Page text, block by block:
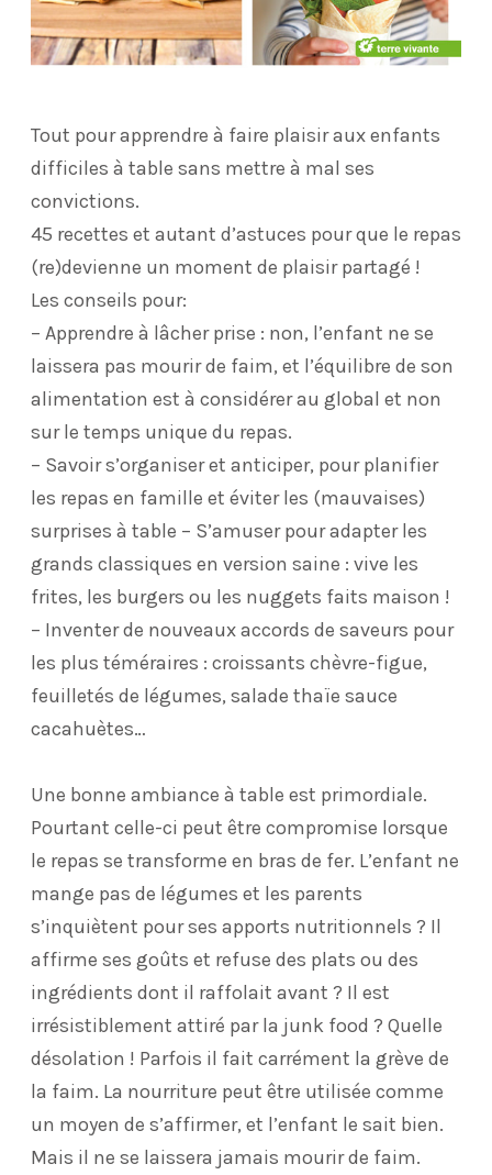
Tout pour apprendre à faire plaisir aux enfants
difficiles à table sans mettre à mal ses
convictions.
45 recettes et autant d’astuces pour que le repas
(re)devienne un moment de plaisir partagé !
Les conseils pour:
– Apprendre à lâcher prise : non, l’enfant ne se
laissera pas mourir de faim, et l’équilibre de son
alimentation est à considérer au global et non
sur le temps unique du repas.
– Savoir s’organiser et anticiper, pour planifier
les repas en famille et éviter les (mauvaises)
surprises à table – S’amuser pour adapter les
grands classiques en version saine : vive les
frites, les burgers ou les nuggets faits maison !
– Inventer de nouveaux accords de saveurs pour
les plus téméraires : croissants chèvre-figue,
feuilletés de légumes, salade thaïe sauce
cacahuètes…
Une bonne ambiance à table est primordiale.
Pourtant celle-ci peut être compromise lorsque
le repas se transforme en bras de fer. L’enfant ne
mange pas de légumes et les parents
s’inquiètent pour ses apports nutritionnels ? Il
affirme ses goûts et refuse des plats ou des
ingrédients dont il raffolait avant ? Il est
irrésistiblement attiré par la junk food ? Quelle
désolation ! Parfois il fait carrément la grève de
la faim. La nourriture peut être utilisée comme
un moyen de s’affirmer, et l’enfant le sait bien.
Mais il ne se laissera jamais mourir de faim.